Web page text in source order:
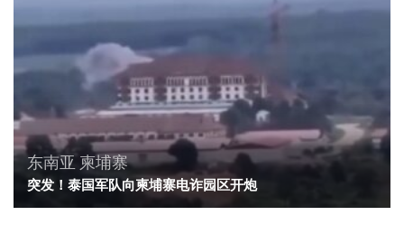
东南亚 柬埔寨
突发！泰国军队向柬埔寨电诈园区开炮